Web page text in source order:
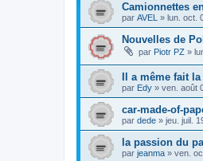
Camionnettes
par AVEL » lun. oct.
Nouvelles de
par Piotr PZ »
Il a même fait
par Edy » ven. août
car-made-of-
par dede » jeu. juil.
la passion du
par jeanma » ven.